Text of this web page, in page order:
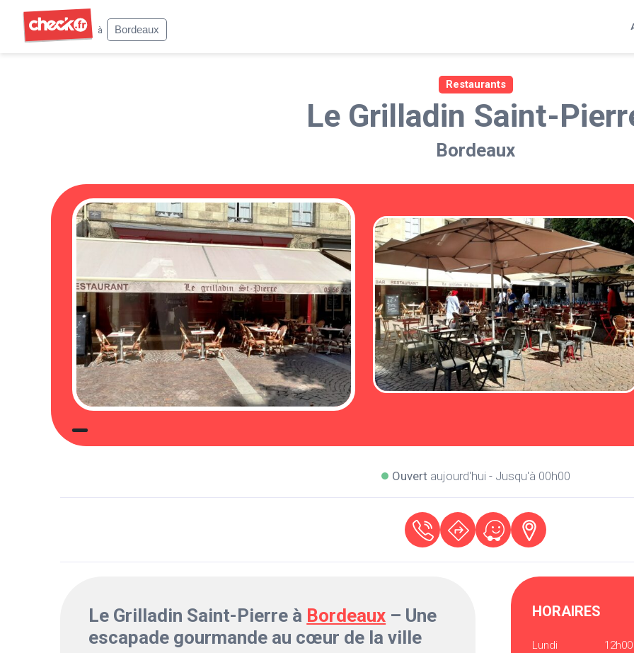
à
Bordeaux
Restaurants
Le Grilladin Saint-
Bordeaux
Ouvertaujourd'hui - Jusqu'à 00h00
Le Grilladin Saint-Pierre à Bordeaux – Une
escapade gourmande au cœur de la ville
HORAIRES
Lundi